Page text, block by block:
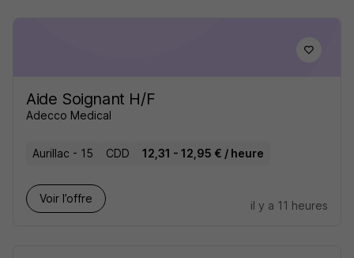
Aide Soignant H/F
Adecco Medical
Aurillac - 15 CDD 12,31 - 12,95 € / heure
Voir l’offre
il y a 11 heures